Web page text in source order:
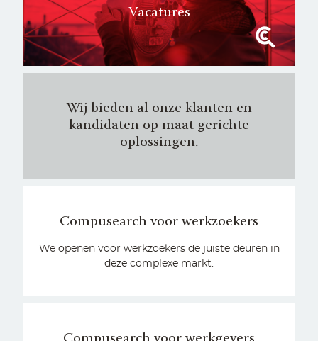
Vacatures
Wij bieden al onze klanten en
kandidaten op maat gerichte
oplossingen.
Compusearch voor werkzoekers
We openen voor werkzoekers de juiste deuren in
deze complexe markt.